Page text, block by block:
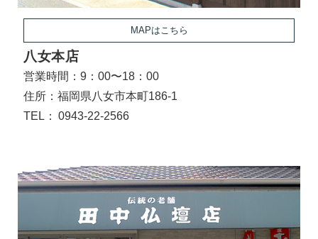
MAPはこちら
八女本店
営業時間：9：00〜18：00
住所：福岡県八女市本町186-1
TEL： 0943-22-2566